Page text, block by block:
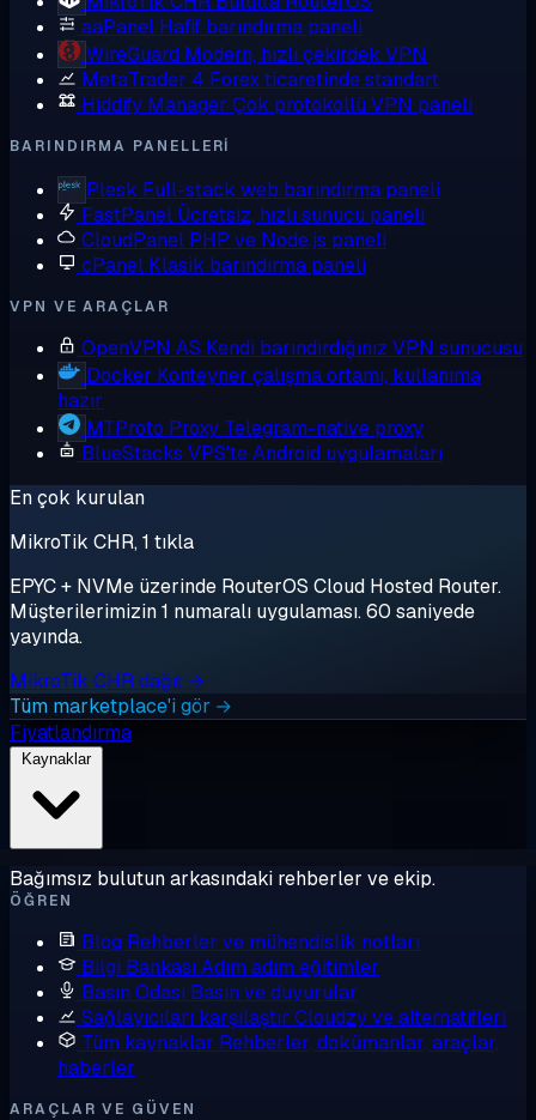
aaPanel Hafif barındırma paneli
WireGuard Modern, hızlı çekirdek VPN
MetaTrader 4 Forex ticaretinde standart
Hiddify Manager Çok protokollü VPN paneli
BARINDIRMA PANELLERI
Plesk Full-stack web barındırma paneli
FastPanel Ücretsiz, hızlı sunucu paneli
CloudPanel PHP ve Node.js paneli
cPanel Klasik barındırma paneli
VPN VE ARAÇLAR
OpenVPN AS Kendi barındırdığınız VPN sunucusu
Docker Konteyner çalışma ortamı, kullanıma
hazır
MTProto Proxy Telegram-native proxy
BlueStacks VPS'te Android uygulamaları
En çok kurulan
MikroTik CHR, 1 tıkla
EPYC + NVMe üzerinde RouterOS Cloud Hosted Router.
Müşterilerimizin 1 numaralı uygulaması. 60 saniyede
yayında.
MikroTik CHR dağıt →
Tüm marketplace'i gör →
Fiyatlandırma
Kaynaklar
Bağımsız bulutun arkasındaki rehberler ve ekip.
ÖĞREN
Blog Rehberler ve mühendislik notları
Bilgi Bankası Adım adım eğitimler
Basın Odası Basın ve duyurular
Sağlayıcıları karşılaştır Cloudzy ve alternatifleri
Tüm kaynaklar Rehberler, dokümanlar, araçlar,
haberler
ARAÇLAR VE GÜVEN